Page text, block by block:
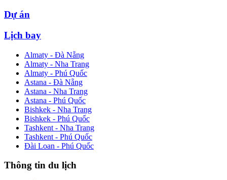
Dự án
Lịch bay
Almaty - Đà Nẵng
Almaty - Nha Trang
Almaty - Phú Quốc
Astana - Đà Nẵng
Astana - Nha Trang
Astana - Phú Quốc
Bishkek - Nha Trang
Bishkek - Phú Quốc
Tashkent - Nha Trang
Tashkent - Phú Quốc
Đài Loan - Phú Quốc
Thông tin du lịch